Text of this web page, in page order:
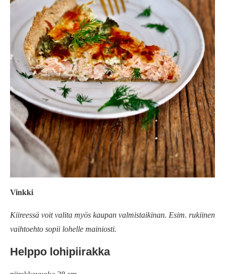
Vinkki
Kiireessä voit valita myös kaupan valmistaikinan. Esim. rukiinen
vaihtoehto sopii lohelle mainiosti.
Helppo lohipiirakka